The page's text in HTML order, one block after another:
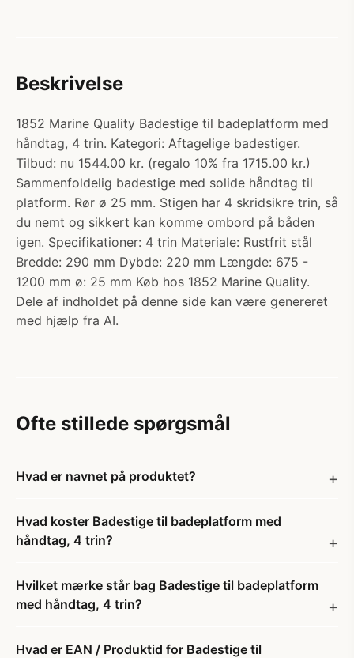
Beskrivelse
1852 Marine Quality Badestige til badeplatform med
håndtag, 4 trin. Kategori: Aftagelige badestiger.
Tilbud: nu 1544.00 kr. (regalo 10% fra 1715.00 kr.)
Sammenfoldelig badestige med solide håndtag til
platform. Rør ø 25 mm. Stigen har 4 skridsikre trin, så
du nemt og sikkert kan komme ombord på båden
igen. Specifikationer: 4 trin Materiale: Rustfrit stål
Bredde: 290 mm Dybde: 220 mm Længde: 675 -
1200 mm ø: 25 mm Køb hos 1852 Marine Quality.
Dele af indholdet på denne side kan være genereret
med hjælp fra AI.
Ofte stillede spørgsmål
Hvad er navnet på produktet?
Hvad koster Badestige til badeplatform med
håndtag, 4 trin?
Hvilket mærke står bag Badestige til badeplatform
med håndtag, 4 trin?
Hvad er EAN / Produktid for Badestige til